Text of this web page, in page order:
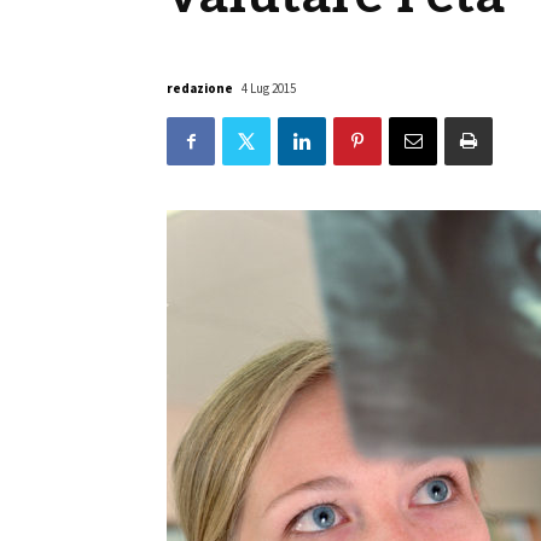
redazione 4 Lug 2015